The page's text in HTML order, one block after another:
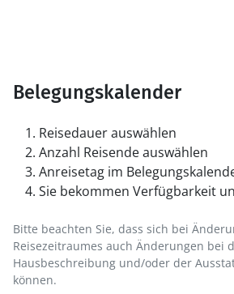
Belegungskalender
Reisedauer auswählen
Anzahl Reisende auswählen
Anreisetag im
Sie bekommen Verfügbarkeit
Bitte beachten Sie, dass sich bei
Reisezeitraumes auch Änderungen bei
Hausbeschreibung und/oder der
können.